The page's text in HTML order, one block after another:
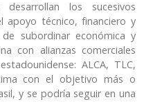
los sucesivos
apoyo técnico, financiero y
subordinar económica y
con alianzas comerciales
ALCA, TLC,
con el objetivo más o
y se podría seguir en una